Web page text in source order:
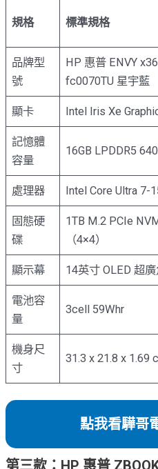
規格 標準規格
品牌型
號
HP 惠普 ENVY
fc0070TU 星宇藍
顯卡 Intel Iris Xe
記憶體
容量
16GB LPDDR5
處理器 Intel Core Ultra 7-
固態硬
碟
1TB M.2 PCIe
（4×4）
顯示幕 14英寸 OLED 超
電池容
量
3cell 59Whr
機身尺
寸
31.3 x 21.8 x 1.69
點我看驊哥
第三款：HP 惠普